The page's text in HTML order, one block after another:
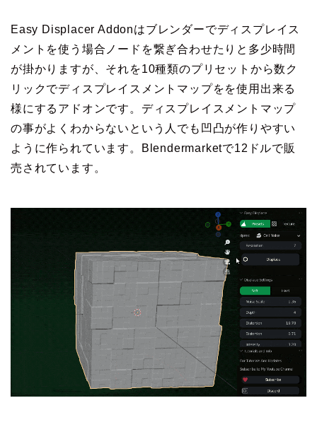
Easy Displacer Addonはブレンダーでディスプレイス
メントを使う場合ノードを繋ぎ合わせたりと多少時間
が掛かりますが、それを10種類のプリセットから数ク
リックでディスプレイスメントマップをを使用出来る
様にするアドオンです。ディスプレイスメントマップ
の事がよくわからないという人でも凹凸が作りやすい
ように作られています。Blendermarketで12ドルで販
売されています。